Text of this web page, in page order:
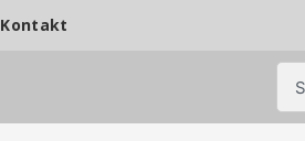
Kontakt